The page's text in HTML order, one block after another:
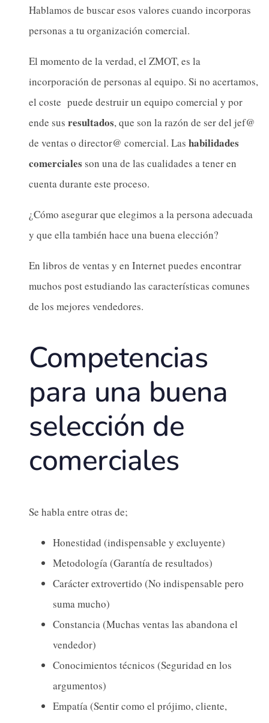
Hablamos de buscar esos valores cuando incorporas
personas a tu organización comercial.
El momento de la verdad, el ZMOT, es la
incorporación de personas al equipo. Si no acertamos,
el coste puede destruir un equipo comercial y por
ende sus resultados, que son la razón de ser del jef@
de ventas o director@ comercial. Las habilidades
comerciales son una de las cualidades a tener en
cuenta durante este proceso.
¿Cómo asegurar que elegimos a la persona adecuada
y que ella también hace una buena elección?
En libros de ventas y en Internet puedes encontrar
muchos post estudiando las características comunes
de los mejores vendedores.
Competencias
para una buena
selección de
comerciales
Se habla entre otras de;
Honestidad (indispensable y excluyente)
Metodología (Garantía de resultados)
Carácter extrovertido (No indispensable pero
suma mucho)
Constancia (Muchas ventas las abandona el
vendedor)
Conocimientos técnicos (Seguridad en los
argumentos)
Empatía (Sentir como el prójimo, cliente,